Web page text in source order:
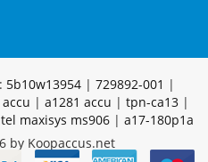
5b10w13954 | 729892-001 |
| a1281 accu | tpn-ca13|
maxisys ms906| a17-180p1a
by Koopaccus.net